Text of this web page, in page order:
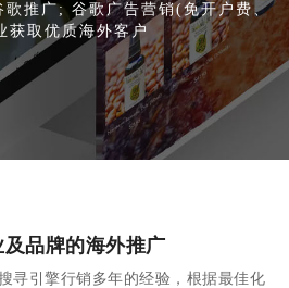
歌推广; 谷歌广告营销(免开户费、
获取优质海外客户
品牌的海外推广
寻引擎行销多年的经验，根据最佳化